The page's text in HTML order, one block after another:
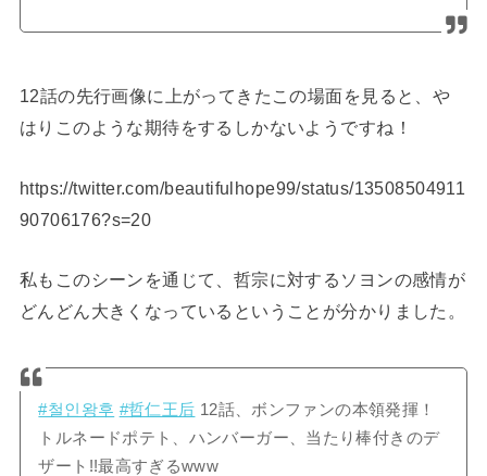
12話の先行画像に上がってきたこの場面を見ると、や
はりこのような期待をするしかないようですね！
https://twitter.com/beautifulhope99/status/13508504911
90706176?s=20
私もこのシーンを通じて、哲宗に対するソヨンの感情が
どんどん大きくなっているということが分かりました。
#철인왕후 #哲仁王后 12話、ボンファンの本領発揮！
トルネードポテト、ハンバーガー、当たり棒付きのデ
ザート!!最高すぎるwww